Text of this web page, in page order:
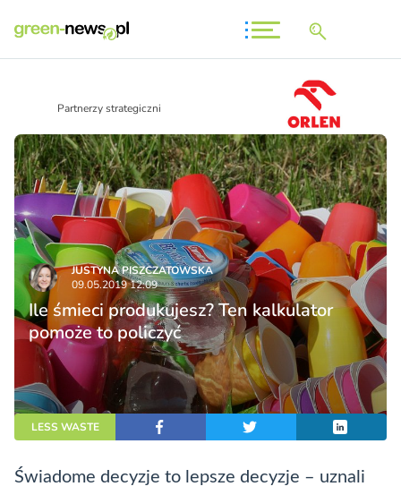
Partnerzy strategiczni
JUSTYNA PISZCZATOWSKA
09.05.2019 12:09
Ile śmieci produkujesz? Ten kalkulator
pomoże to policzyć
LESS WASTE
Świadome decyzje to lepsze decyzje – uznali